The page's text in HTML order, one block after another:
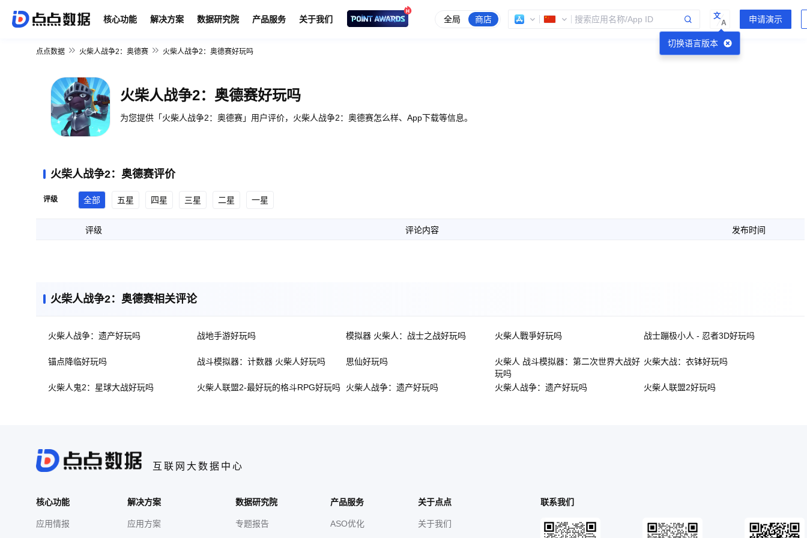
核心功能 解决方案 数据研究院 产品服务 关于我们 全局 商店
切换语言版本
文
A
点点数据 火柴人战争2：奥德赛 火柴人战争2：奥德赛好玩吗
火柴人战争2：奥德赛好玩吗
为您提供「火柴人战争2：奥德赛」用户评价，火柴人战争2：奥德赛怎么样、App下载等信息。
火柴人战争2：奥德赛评价
评级 全部 五星 四星 三星 二星 一星
评级 评论内容 发布时间
火柴人战争2：奥德赛相关评论
火柴人战争：遗产好玩吗 战地手游好玩吗 模拟器 火柴人：战士之战好玩吗 火柴人戰爭好玩吗 战士蹦极小人 - 忍者3D好玩吗
锚点降临好玩吗 战斗模拟器：计数器 火柴人好玩吗 思仙好玩吗
火柴人 战斗模拟器：第二次世界大战好
玩吗
火柴大战：衣钵好玩吗
火柴人鬼2：星球大战好玩吗 火柴人联盟2-最好玩的格斗RPG好玩吗 火柴人战争：遗产好玩吗 火柴人战争：遗产好玩吗 火柴人联盟2好玩吗
互联网大数据中心
核心功能
应用情报
解决方案
应用方案
数据研究院
专题报告
产品服务
ASO优化
关于点点
关于我们
联系我们